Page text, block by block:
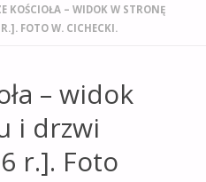
KOŚCIOŁA – WIDOK W STRONĘ
FOTO W. CICHECKI.
– widok
i drzwi
r.]. Foto